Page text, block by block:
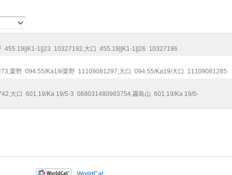
455.19||K1-1||23 10327192 大口 455.19||K1-1||26 10327196
栗野 094.55/Ka19/栗野 11109081297 大口 094.55/Ka19/大口 11109081285
大口 601.19/Ka 19/5-3 068031480983754 霧島山 601.19/Ka 19/5-